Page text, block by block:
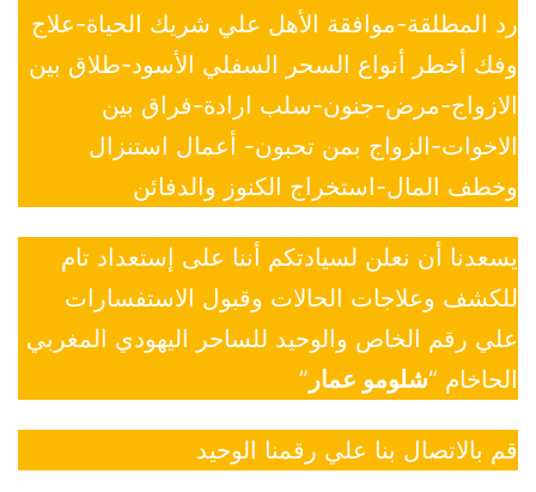
رد المطلقة-موافقة الأهل علي شريك الحياة-علاج
وفك أخطر أنواع السحر السفلي الأسود-طلاق بين
الازواج-مرض-جنون-سلب ارادة-فراق بين
الاخوات-الزواج بمن تحبون- أعمال استنزال
وخطف المال-استخراج الكنوز والدفائن
يسعدنا أن نعلن لسيادتكم أننا على إستعداد تام
للكشف وعلاجات الحالات وقبول الاستفسارات
علي رقم الخاص والوحيد للساحر اليهودي المغربي
الحاخام “شلومو عمار ”
قم بالاتصال بنا علي رقمنا الوحيد